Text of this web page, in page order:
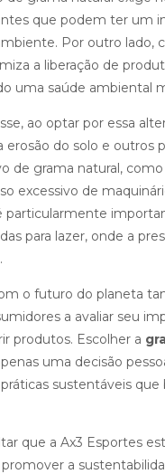
que podem ter um
Por outro lado,
a liberação de
uma saúde ambiental
ao optar por essa
do solo e outros
de grama natural, como
excessivo de
particularmente
para lazer, onde a
o futuro do planeta
a avaliar seu
produtos. Escolher a
uma decisão
sustentáveis que
que a Ax3 Esportes
a